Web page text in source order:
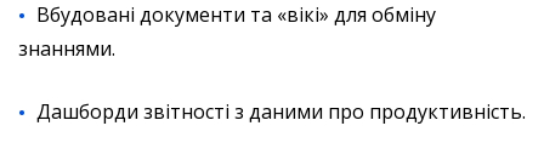
Вбудовані документи та «вікі» для обміну
знаннями.
Дашборди звітності з даними про продуктивність.